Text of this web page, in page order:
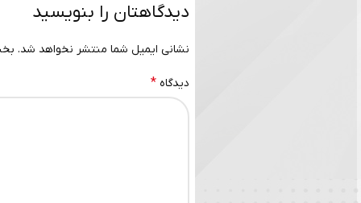
دیدگاهتان را بنویسید
نشانی ایمیل شما منتشر نخواهد شد.
دیدگاه *